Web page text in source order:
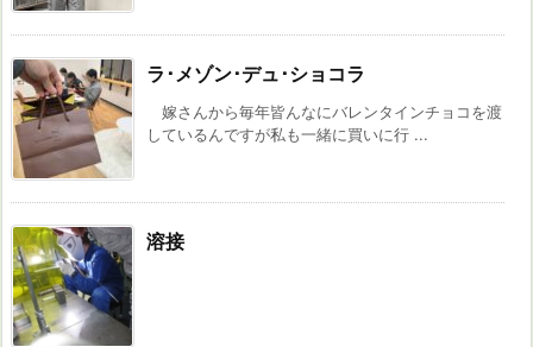
ラ･メゾン･デュ･ショコラ
嫁さんから毎年皆んなにバレンタインチョコを渡
しているんですが私も一緒に買いに行 ...
溶接